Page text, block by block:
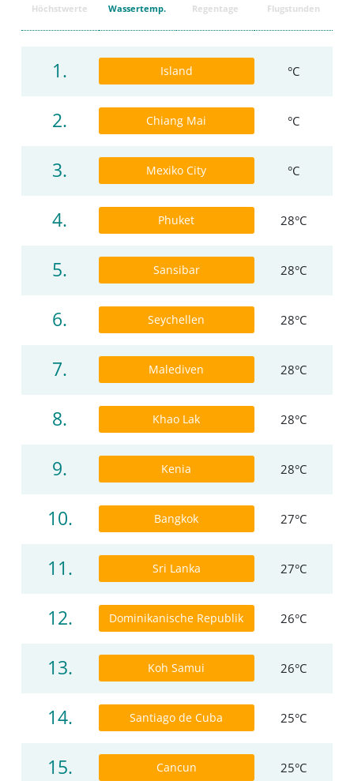
Höchstwerte Wassertemp. Regentage Flugstunden
1. Island °C
2. Chiang Mai °C
3. Mexiko City °C
4. Phuket 28°C
5. Sansibar 28°C
6. Seychellen 28°C
7. Malediven 28°C
8. Khao Lak 28°C
9. Kenia 28°C
10. Bangkok 27°C
11. Sri Lanka 27°C
12. Dominikanische Republik 26°C
13. Koh Samui 26°C
14. Santiago de Cuba 25°C
15. Cancun 25°C